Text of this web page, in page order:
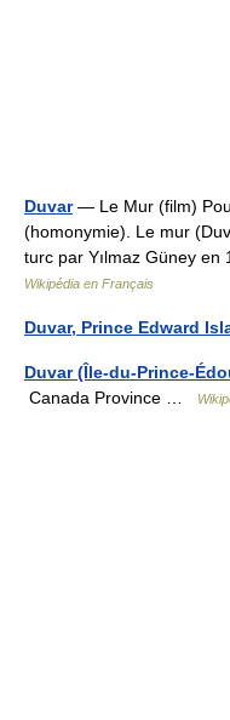
Duvar— Le Mur (film)
(homonymie). Le mur
turc par Yılmaz Güney
Wikipédia en Français
Duvar, Prince Edward
Duvar (Île-du-Prince-
Canada Province …